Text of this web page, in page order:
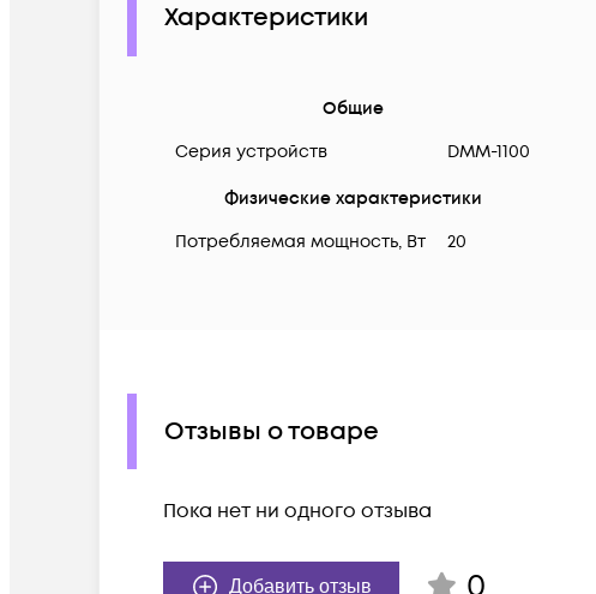
Характеристики
Общие
Серия устройств
DMM-1100
Физические характеристики
Потребляемая мощность, Вт
20
Отзывы о товаре
Пока нет ни одного отзыва
Добавить отзыв